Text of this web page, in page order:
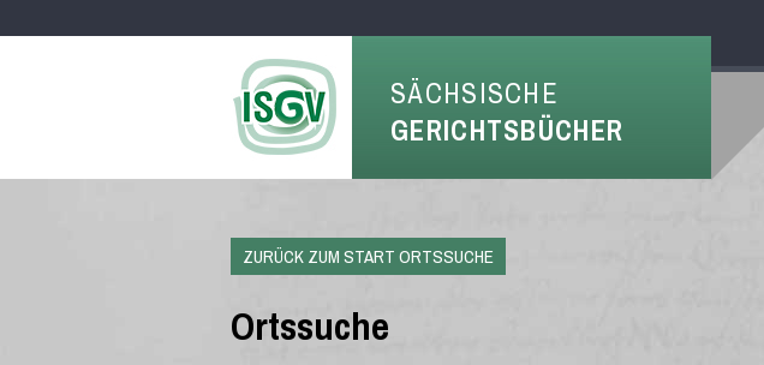
SÄCHSISCHE
GERICHTSBÜCHER
ZURÜCK ZUM START ORTSSUCHE
Ortssuche